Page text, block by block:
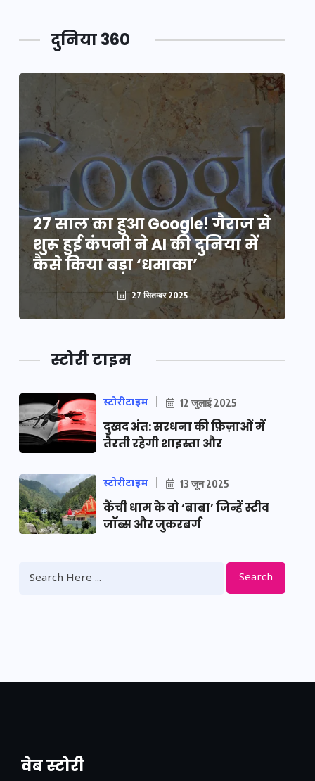
दुनिया 360
27 साल का हुआ Google! गैराज से
शुरू हुई कंपनी ने AI की दुनिया में
कैसे किया बड़ा ‘धमाका’
27 सितम्बर 2025
स्टोरी टाइम
स्टोरीटाइम 12 जुलाई 2025
दुखद अंत: सरधना की फ़िज़ाओं में
तैरती रहेगी शाइस्ता और
स्टोरीटाइम 13 जून 2025
कैंची धाम के वो ‘बाबा’ जिन्हें स्टीव
जॉब्स और जुकरबर्ग
Search
वेब स्टोरी
नया एक्सप्रेसवे: पूर्वांचल का लक, डेवलपमेंट का